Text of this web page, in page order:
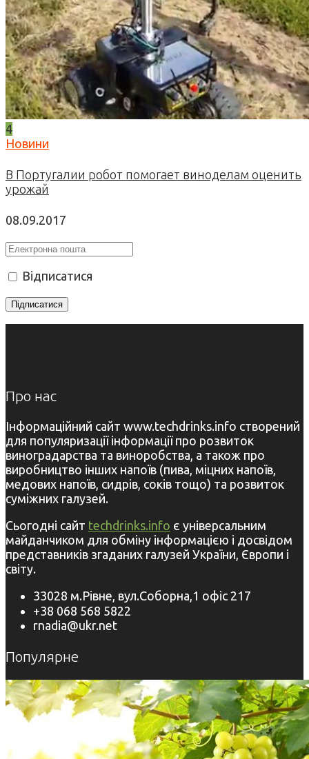
4
Новини
В Португалии робот помогает виноделам оценить
урожай
08.09.2017
Відписатися
Про нас
Інформаційний сайт www.techdrinks.info створений
для популяризації інформації про розвиток
виноградарства та виноробства, а також про
виробництво інших напоїв (пива, міцних напоїв,
медових напоїв, сидрів, соків тощо) та розвиток
суміжних галузей.
Сьогодні сайт techdrinks.info є універсальним
майданчиком для обміну інформацією і досвідом
представників згаданих галузей України, Європи і
світу.
33028 м.Рівне, вул.Соборна,1 офіс 217
+38 068 568 5822
rnadia@ukr.net
Популярне